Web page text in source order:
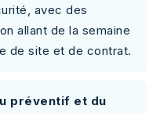
avec des
allant de la semaine
de site et de contrat.
préventif et du